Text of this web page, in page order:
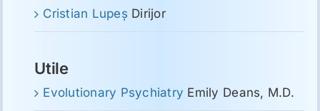
Cristian Lupeş Dirijor
Utile
Evolutionary Psychiatry Emily Deans, M.D.